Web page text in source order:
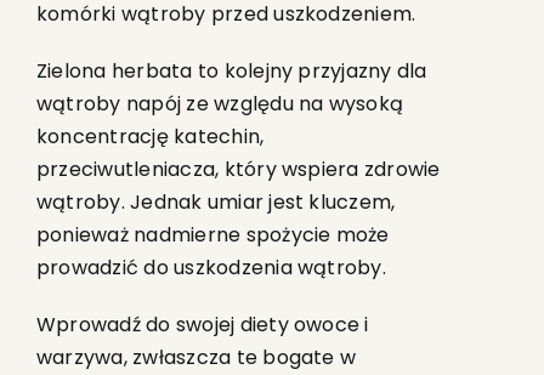
komórki wątroby przed uszkodzeniem.
Zielona herbata to kolejny przyjazny dla
wątroby napój ze względu na wysoką
koncentrację katechin,
przeciwutleniacza, który wspiera zdrowie
wątroby. Jednak umiar jest kluczem,
ponieważ nadmierne spożycie może
prowadzić do uszkodzenia wątroby.
Wprowadź do swojej diety owoce i
warzywa, zwłaszcza te bogate w